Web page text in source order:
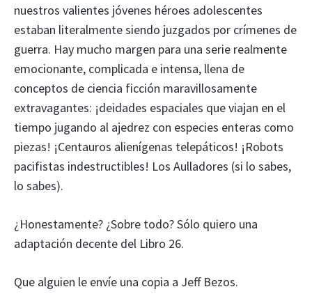
nuestros valientes jóvenes héroes adolescentes
estaban literalmente siendo juzgados por crímenes de
guerra. Hay mucho margen para una serie realmente
emocionante, complicada e intensa, llena de
conceptos de ciencia ficción maravillosamente
extravagantes: ¡deidades espaciales que viajan en el
tiempo jugando al ajedrez con especies enteras como
piezas! ¡Centauros alienígenas telepáticos! ¡Robots
pacifistas indestructibles! Los Aulladores (si lo sabes,
lo sabes).
¿Honestamente? ¿Sobre todo? Sólo quiero una
adaptación decente del Libro 26.
Que alguien le envíe una copia a Jeff Bezos.